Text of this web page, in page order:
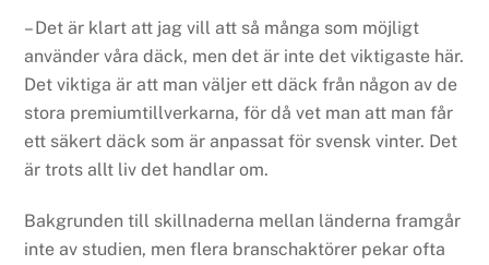
– Det är klart att jag vill att så många som möjligt
använder våra däck, men det är inte det viktigaste här.
Det viktiga är att man väljer ett däck från någon av de
stora premiumtillverkarna, för då vet man att man får
ett säkert däck som är anpassat för svensk vinter. Det
är trots allt liv det handlar om.
Bakgrunden till skillnaderna mellan länderna framgår
inte av studien, men flera branschaktörer pekar ofta